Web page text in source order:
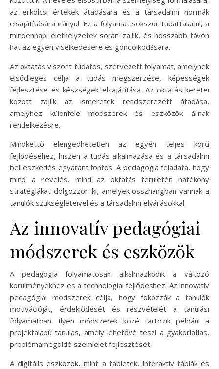
az erkölcsi értékek átadására és a társadalmi normák
elsajátítására irányul. Ez a folyamat sokszor tudattalanul, a
mindennapi élethelyzetek során zajlik, és hosszabb távon
hat az egyén viselkedésére és gondolkodására.
Az oktatás viszont tudatos, szervezett folyamat, amelynek
elsődleges célja a tudás megszerzése, képességek
fejlesztése és készségek elsajátítása. Az oktatás keretei
között zajlik az ismeretek rendszerezett átadása,
amelyhez különféle módszerek és eszközök állnak
rendelkezésre.
Mindkettő elengedhetetlen az egyén teljes körű
fejlődéséhez, hiszen a tudás alkalmazása és a társadalmi
beilleszkedés egyaránt fontos. A pedagógia feladata, hogy
mind a nevelés, mind az oktatás területén hatékony
stratégiákat dolgozzon ki, amelyek összhangban vannak a
tanulók szükségleteivel és a társadalmi elvárásokkal.
Az innovatív pedagógiai
módszerek és eszközök
A pedagógia folyamatosan alkalmazkodik a változó
körülményekhez és a technológiai fejlődéshez. Az innovatív
pedagógiai módszerek célja, hogy fokozzák a tanulók
motivációját, érdeklődését és részvételét a tanulási
folyamatban. Ilyen módszerek közé tartozik például a
projektalapú tanulás, amely lehetővé teszi a gyakorlatias,
problémamegoldó szemlélet fejlesztését.
A digitális eszközök, mint a tabletek, interaktív táblák és